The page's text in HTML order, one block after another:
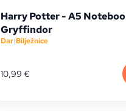
Harry Potter - A5
Gryffindor
Dar|Bilježnice
10,99 €